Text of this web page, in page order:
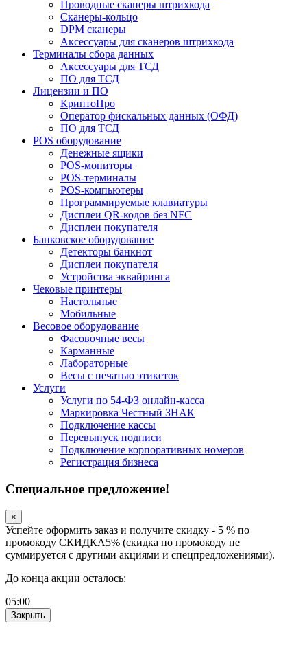
Проводные сканеры штрихкода
Сканеры-кольцо
DPM сканеры
Аксессуары для сканеров штрихкода
Терминалы сбора данных
Аксессуары для ТСД
ПО для ТСД
Лицензии и ПО
КриптоПро
Оператор фискальных данных (ОФД)
ПО для ТСД
POS оборудование
Денежные ящики
POS-мониторы
POS-терминалы
POS-компьютеры
Программируемые клавиатуры
Дисплеи QR-кодов без NFC
Дисплеи покупателя
Банковское оборудование
Детекторы банкнот
Дисплеи покупателя
Устройства эквайринга
Чековые принтеры
Настольные
Мобильные
Весовое оборудование
Фасовочные весы
Карманные
Лабораторные
Весы с печатью этикеток
Услуги
Услуги по 54-ФЗ онлайн-касса
Маркировка Честный ЗНАК
Подключение кассы
Перевыпуск подписи
Подключение корпоративных номеров
Регистрация бизнеса
Специальное предложение!
×
Успейте оформить заказ и получите скидку - 5 % по
промокоду СКИДКА5% (скидка по промокоду не
суммируется с другими акциями и спецпредложениями).
До конца акции осталось:
05:00
Закрыть